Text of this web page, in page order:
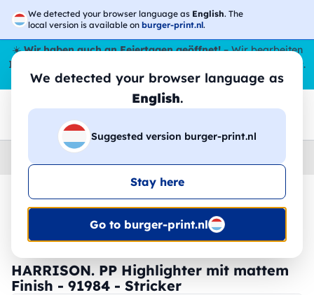
We detected your browser language as English. The
local version is available on burger-print.nl.
We detected your browser language as
English.
Suggested version burger-print.nl
Stay here
Go to burger-print.nl
☀️Wir haben auch an Feiertagen geöffnet!– Wir bearbeiten
Ihre Bestellungen den ganzen Sommer über,
sogar im August.
😎🌴
Home
🔥 -30 % DTF-Druck
HARRISON. PP Highlighter mit mattem
Finish - 91984 - Stricker